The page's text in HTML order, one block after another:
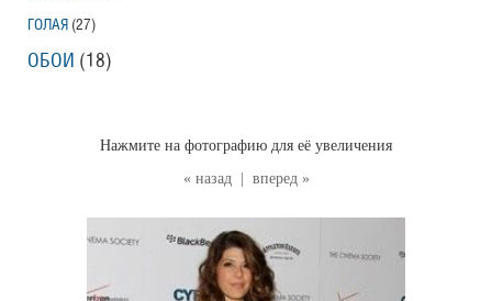
« назад вперед »
Нажмите на фотографию для её увеличения
ГОЛАЯ (27)
ОБОИ (18)